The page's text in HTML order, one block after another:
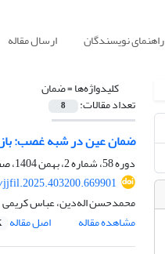
راهنمای نویسندگان ارسال مقاله
کلیدواژه‌ها =ضمان
تعداد مقالات: 8
ضمان عین در شبه غصب:
دوره 58، شماره 2، بهمن 1404، صفحه
محمدحسن اله‎‌دین، عباس کریمی
مشاهده مقاله
اصل مقاله